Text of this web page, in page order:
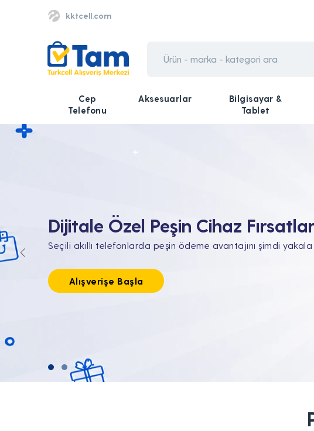
kktcell.com
Cep
Telefonu
Aksesuarlar
Bilgisayar &
Tablet
Tüm Teknolojik İhtiyaçların